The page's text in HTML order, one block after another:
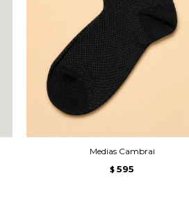
Medias Cambrai
$ 595